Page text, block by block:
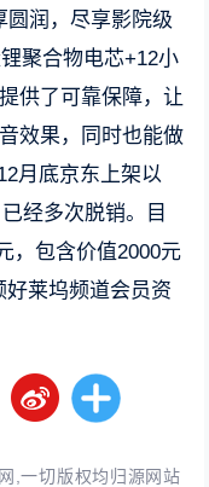
圆润，尽享影院级
聚合物电芯+12小
供了可靠保障，让
效果，同时也能做
月底京东上架以
经多次脱销。目
，包含价值2000元
好莱坞频道会员资
,一切版权均归源网站